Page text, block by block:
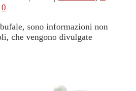
0
sono informazioni non
che vengono divulgate